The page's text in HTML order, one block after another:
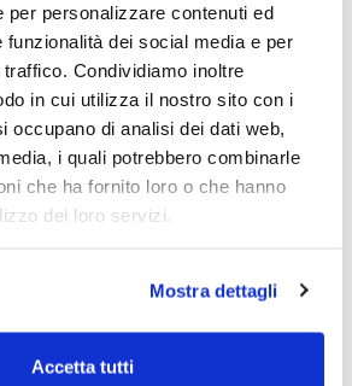
per personalizzare contenuti ed
funzionalità dei social media e per
Condividiamo inoltre
in cui utilizza il nostro sito con i
occupano di analisi dei dati web,
i quali potrebbero combinarle
che ha fornito loro o che hanno
dei loro servizi.
Mostra dettagli
Accetta tutti
“giusti tra le nazioni”. Con
e Giovanni si sono
e Federico, due giovani ragazzi
di comprendere ciò che si prova
viene stravolta da un giorno
di rinnovare la memoria di
I COOKIE